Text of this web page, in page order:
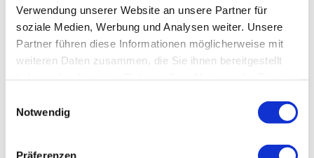
Verwendung unserer Website an unsere Partner für
soziale Medien, Werbung und Analysen weiter. Unsere
Partner führen diese Informationen möglicherweise mit
weiteren Daten zusammen, die Sie ihnen bereitgestellt
Notwendig
Präferenzen
Klinik für Frauenheilkunde, Schwerpunkt
Gynäkologie
90419 Nürnberg